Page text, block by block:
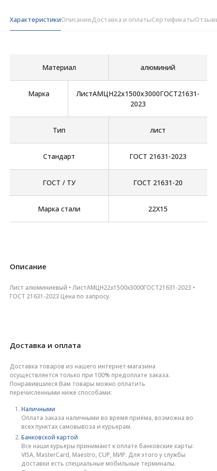
ХарактеристикиОписаниеДоставка и оплатыСертификаты
Материал алюминий
Марка
ЛистАМЦН22х1500х3000ГОСТ21631-
2023
Тип лист
Стандарт ГОСТ 21631-2023
ГОСТ / ТУ ГОСТ 21631-20
Марка стали 22Х15
Описание
Лист алюминиевый • ЛистАМЦН22х1500х3000ГОСТ21631-2023 •
ГОСТ 21631-2023 Цена по запросу.
Доставка и оплата
Доставка товаров из нашего интернет-магазина
осуществляется только при 100% предоплате заказа.
Понравившиеся Вам товары можно оплатить
перечисленными ниже способами:
Наличными
Оплата заказа наличными во время приёма, возможна во
всех пунктах самовывоза и курьерам.
Банковской картой
Все наши курьеры принимают к оплате банковские карты:
VISA, MasterCard, Maestro, CUP, МИР. Для этого у службы
доставки есть специальные мобильные терминалы.